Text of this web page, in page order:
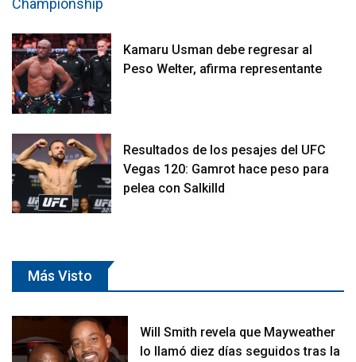
Kamaru Usman debe regresar al
Peso Welter, afirma representante
Resultados de los pesajes del UFC
Vegas 120: Gamrot hace peso para
pelea con Salkilld
Más Visto
Will Smith revela que Mayweather
lo llamó diez días seguidos tras la